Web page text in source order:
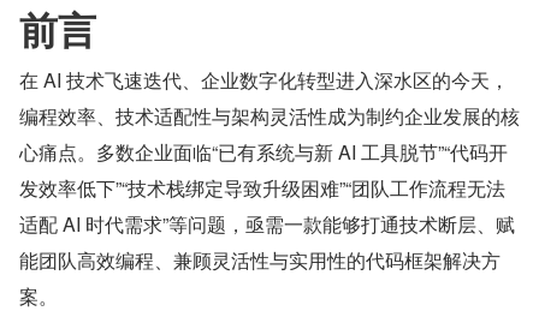
前言
在 AI 技术飞速迭代、企业数字化转型进入深水区的今天，
编程效率、技术适配性与架构灵活性成为制约企业发展的核
心痛点。多数企业面临“已有系统与新 AI 工具脱节”“代码开
发效率低下”“技术栈绑定导致升级困难”“团队工作流程无法
适配 AI 时代需求”等问题，亟需一款能够打通技术断层、赋
能团队高效编程、兼顾灵活性与实用性的代码框架解决方
案。